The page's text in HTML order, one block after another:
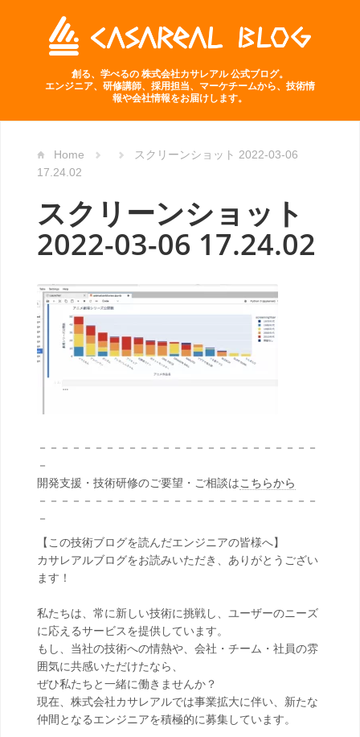
創る、学べるの 株式会社カサレアル 公式ブログ。
エンジニア、研修講師、採用担当、マーケチームから、技術情
報や会社情報をお届けします。
Home
スクリーンショット 2022-03-06
17.24.02
スクリーンショット
2022-03-06 17.24.02
－－－－－－－－－－－－－－－－－－－－－－－－－
－
開発支援・技術研修のご要望・ご相談はこちらから
－－－－－－－－－－－－－－－－－－－－－－－－－
－
【この技術ブログを読んだエンジニアの皆様へ】
カサレアルブログをお読みいただき、ありがとうござい
ます！
私たちは、常に新しい技術に挑戦し、ユーザーのニーズ
に応えるサービスを提供しています。
もし、当社の技術への情熱や、会社・チーム・社員の雰
囲気に共感いただけたなら、
ぜひ私たちと一緒に働きませんか？
現在、株式会社カサレアルでは事業拡大に伴い、新たな
仲間となるエンジニアを積極的に募集しています。